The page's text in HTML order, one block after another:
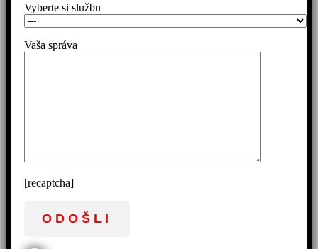
Vyberte si službu
Vaša správa
[recaptcha]